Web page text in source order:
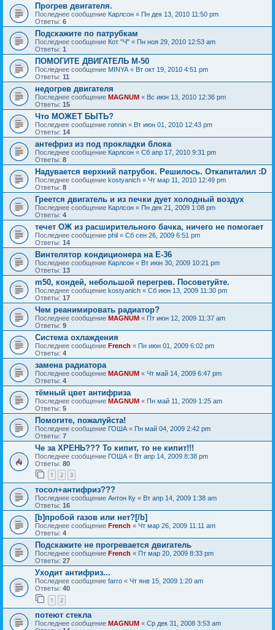
Прогрев двигателя.
Последнее сообщение Карлсон « Пн дек 13, 2010 11:50 pm
Ответы: 6
Подскажите по патрубкам
Последнее сообщение Кот "Ч" « Пн ноя 29, 2010 12:53 am
Ответы: 1
ПОМОГИТЕ ДВИГАТЕЛЬ М-50
Последнее сообщение MINYA « Вт окт 19, 2010 4:51 pm
Ответы: 11
недогрев двигателя
Последнее сообщение MAGNUM « Вс июн 13, 2010 12:36 pm
Ответы: 15
Что МОЖЕТ БЫТЬ?
Последнее сообщение ronnin « Вт июн 01, 2010 12:43 pm
Ответы: 14
антефриз из под прокладки блока
Последнее сообщение Карлсон « Сб апр 17, 2010 9:31 pm
Ответы: 8
Надувается верхний патрубок. Решилось. Откапиталил :D
Последнее сообщение kostyanich « Чт мар 11, 2010 12:49 pm
Ответы: 8
Греется двигатель и из печки дует холодный воздух
Последнее сообщение Карлсон « Пн дек 21, 2009 1:08 pm
Ответы: 4
течет ОЖ из расширительного бачка, ничего не помогает
Последнее сообщение phil « Сб сен 26, 2009 6:51 pm
Ответы: 14
Винтелятор кондиционера на Е-36
Последнее сообщение Карлсон « Вт июн 30, 2009 10:21 pm
Ответы: 13
m50, кондей, небольшой перегрев. Посоветуйте.
Последнее сообщение kostyanich « Сб июн 13, 2009 11:30 pm
Ответы: 17
Чем реанимировать радиатор?
Последнее сообщение MAGNUM « Пт июн 12, 2009 11:37 am
Ответы: 9
Cистема охлаждения
Последнее сообщение French « Пн июн 01, 2009 6:02 pm
Ответы: 4
замена радиатора
Последнее сообщение MAGNUM « Чт май 14, 2009 6:47 pm
Ответы: 4
тёмный цвет антифриза
Последнее сообщение MAGNUM « Пн май 11, 2009 1:25 am
Ответы: 5
Помогите, пожалуйста!
Последнее сообщение ГОША « Пн май 04, 2009 2:42 pm
Ответы: 7
Че за ХРЕНЬ??? То кипит, то не кипит!!!
Последнее сообщение ГОША « Вт апр 14, 2009 8:38 pm
Ответы: 80
1 2 3
тосол+антифриз???
Последнее сообщение Антон Ку « Вт апр 14, 2009 1:38 am
Ответы: 16
[b]пробой газов или нет?[/b]
Последнее сообщение French « Чт мар 26, 2009 11:11 am
Ответы: 4
Подскажите не прогревается двигатель
Последнее сообщение French « Пт мар 20, 2009 8:33 pm
Ответы: 27
Уходит антифриз...
Последнее сообщение farro « Чт янв 15, 2009 1:20 am
Ответы: 40
1 2
потеют стекла
Последнее сообщение MAGNUM « Ср дек 31, 2008 3:53 am